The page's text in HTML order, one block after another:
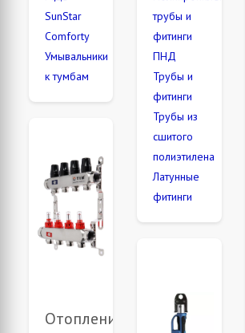
SunStar
Comforty
Умывальники
к тумбам
Отопление
трубы и
фитинги
ПНД
Трубы и
фитинги
Трубы из
сшитого
полиэтилена
Латунные
фитинги